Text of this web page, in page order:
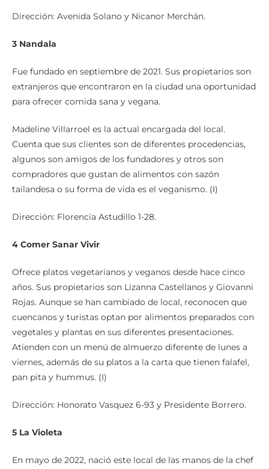
Dirección: Avenida Solano y Nicanor Merchán.
3 Nandala
Fue fundado en septiembre de 2021. Sus propietarios son
extranjeros que encontraron en la ciudad una oportunidad
para ofrecer comida sana y vegana.
Madeline Villarroel es la actual encargada del local.
Cuenta que sus clientes son de diferentes procedencias,
algunos son amigos de los fundadores y otros son
compradores que gustan de alimentos con sazón
tailandesa o su forma de vida es el veganismo. (I)
Dirección: Florencia Astudillo 1-28.
4 Comer Sanar Vivir
Ofrece platos vegetarianos y veganos desde hace cinco
años. Sus propietarios son Lizanna Castellanos y Giovanni
Rojas. Aunque se han cambiado de local, reconocen que
cuencanos y turistas optan por alimentos preparados con
vegetales y plantas en sus diferentes presentaciones.
Atienden con un menú de almuerzo diferente de lunes a
viernes, además de su platos a la carta que tienen falafel,
pan pita y hummus. (I)
Dirección: Honorato Vasquez 6-93 y Presidente Borrero.
5 La Violeta
En mayo de 2022, nació este local de las manos de la chef